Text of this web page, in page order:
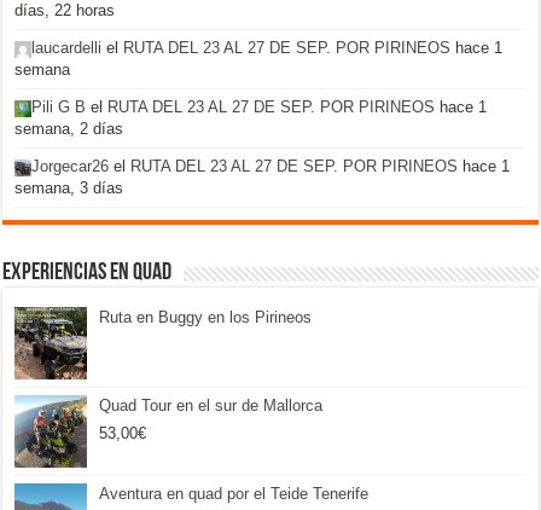
días, 22 horas
laucardelli el RUTA DEL 23 AL 27 DE SEP. POR PIRINEOS hace 1
semana
Pili G B el RUTA DEL 23 AL 27 DE SEP. POR PIRINEOS hace 1
semana, 2 días
Jorgecar26 el RUTA DEL 23 AL 27 DE SEP. POR PIRINEOS hace 1
semana, 3 días
Experiencias en Quad
Ruta en Buggy en los Pirineos
Quad Tour en el sur de Mallorca
53,00€
Aventura en quad por el Teide Tenerife